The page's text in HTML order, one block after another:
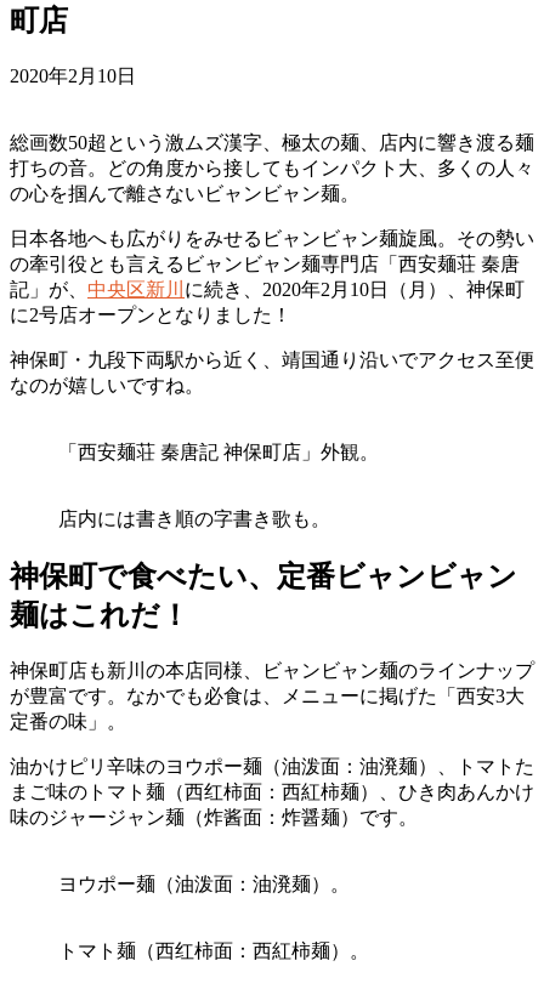
町店
2020年2月10日
総画数50超という激ムズ漢字、極太の麺、店内に響き渡る麺
打ちの音。どの角度から接してもインパクト大、多くの人々
の心を掴んで離さないビャンビャン麺。
日本各地へも広がりをみせるビャンビャン麺旋風。その勢い
の牽引役とも言えるビャンビャン麺専門店「西安麺荘 秦唐
記」が、 中央区新川 に続き、2020年2月10日（月）、神保町
に2号店オープンとなりました！
神保町・九段下両駅から近く、靖国通り沿いでアクセス至便
なのが嬉しいですね。
「西安麺荘 秦唐記 神保町店」外観。
店内には書き順の字書き歌も。
神保町で食べたい、定番ビャンビャン
麺はこれだ！
神保町店も新川の本店同様、ビャンビャン麺のラインナップ
が豊富です。なかでも必食は、メニューに掲げた「西安3大
定番の味」。
油かけピリ辛味のヨウポー麺（油泼面：油溌麺）、トマトた
まご味のトマト麺（西红柿面：西紅柿麺）、ひき肉あんかけ
味のジャージャン麺（炸酱面：炸醤麺）です。
ヨウポー麺（油泼面：油溌麺）。
トマト麺（西红柿面：西紅柿麺）。